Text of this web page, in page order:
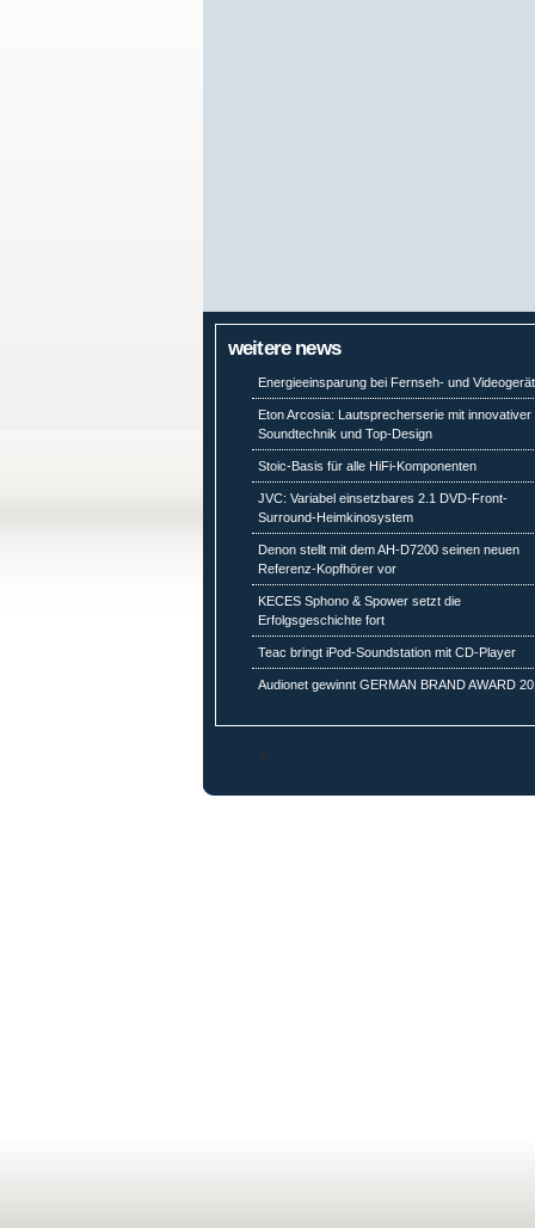
weitere news
Energieeinsparung bei Fernseh- und
Eton Arcosia: Lautsprecherserie mit innovativer
Soundtechnik und Top-Design
Stoic-Basis für alle HiFi-Komponenten
JVC: Variabel einsetzbares 2.1 DVD-Front-
Surround-Heimkinosystem
Denon stellt mit dem AH-D7200 seinen neuen
Referenz-Kopfhörer vor
KECES Sphono & Spower setzt die
Erfolgsgeschichte fort
Teac bringt iPod-Soundstation mit CD-Player
Audionet gewinnt GERMAN BRAND AWARD